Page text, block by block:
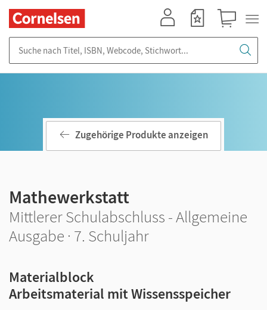
Zugehörige Produkte anzeigen
Mathewerkstatt
Mittlerer Schulabschluss - Allgemeine
Ausgabe · 7. Schuljahr
Materialblock
Arbeitsmaterial mit Wissensspeicher